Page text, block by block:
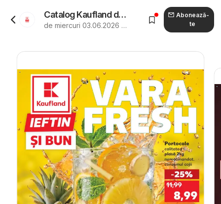
Catalog Kaufland de la 03.06.2026 - Revista "Kaufland Catalog Tematic"
de miercuri 03.06.2026 până marți 09.06.2026
Abonează-
te